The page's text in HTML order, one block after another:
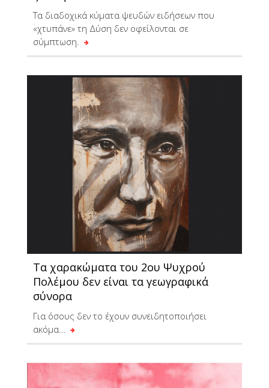
Τα διαδοχικά κύματα ψευδών ειδήσεων που
«χτυπάνε» τη Δύση δεν οφείλονται σε
σύμπτωση.
Τα χαρακώματα του 2ου Ψυχρού
Πολέμου δεν είναι τα γεωγραφικά
σύνορα
Για όσους δεν το έχουν συνειδητοποιήσει
ακόμα…